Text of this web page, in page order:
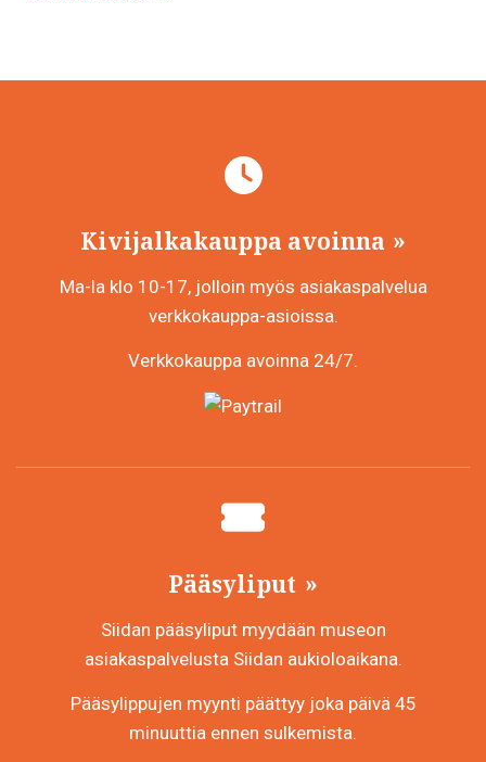
Kivijalkakauppa avoinna
Ma-la klo 10-17, jolloin myös asiakaspalvelua
verkkokauppa-asioissa.
Verkkokauppa avoinna 24/7.
Pääsyliput
Siidan pääsyliput myydään museon
asiakaspalvelusta Siidan aukioloaikana.
Pääsylippujen myynti päättyy joka päivä 45
minuuttia ennen sulkemista.